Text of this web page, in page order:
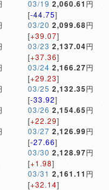
03/19 2,060.61 円
[-44.75]
03/20 2,099.68円
[+39.07]
03/23 2,137.04円
[+37.36]
03/24 2,166.27円
[+29.23]
03/25 2,132.35円
[-33.92]
03/26 2,154.65円
[+22.29]
03/27 2,126.99円
[-27.66]
03/30 2,128.97円
[+1.98]
03/31 2,161.11 円
[+32.14]